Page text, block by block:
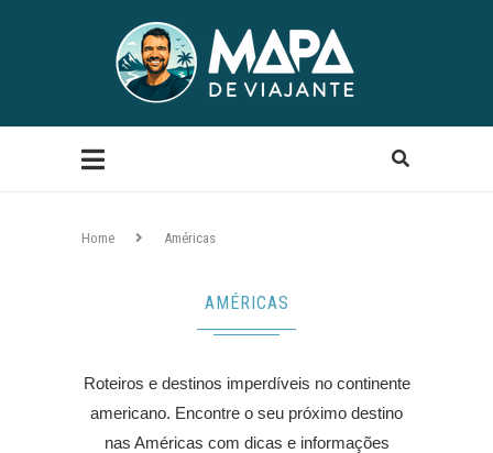
Home Américas
AMÉRICAS
Roteiros e destinos imperdíveis no continente
americano. Encontre o seu próximo destino
nas Américas com dicas e informações